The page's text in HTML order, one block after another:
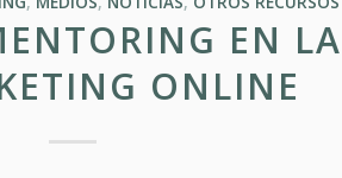
EN
ONLINE